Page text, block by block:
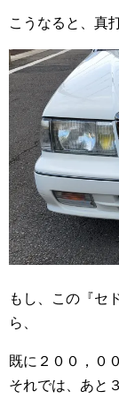
こうなると、真
もし、この『セ
ら、
既に２００，０
それでは、あと